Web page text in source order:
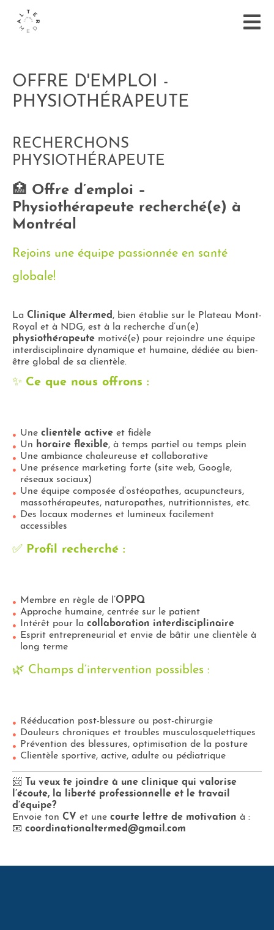
OFFRE D'EMPLOI -
PHYSIOTHÉRAPEUTE
RECHERCHONS
PHYSIOTHÉRAPEUTE
🏥 Offre d’emploi –
Physiothérapeute recherché(e) à
Montréal
Rejoins une équipe passionnée en santé
globale!
La Clinique Altermed , bien établie sur le Plateau Mont-
Royal et à NDG, est à la recherche d’un(e)
physiothérapeute motivé(e) pour rejoindre une équipe
interdisciplinaire dynamique et humaine, dédiée au bien-
être global de sa clientèle.
✨ Ce que nous offrons :
Une clientèle activeet fidèle
Un horaire flexible, à temps partiel ou temps plein
Une ambiance chaleureuse et collaborative
Une présence marketing forte (site web, Google,
réseaux sociaux)
Une équipe composée d’ostéopathes, acupuncteurs,
massothérapeutes, naturopathes, nutritionnistes, etc.
Des locaux modernes et lumineux facilement
accessibles
✅ Profil recherché :
Membre en règle de l’OPPQ
Approche humaine, centrée sur le patient
Intérêt pour la collaboration interdisciplinaire
Esprit entrepreneurial et envie de bâtir une clientèle à
long terme
🌿 Champs d’intervention possibles :
Rééducation post-blessure ou post-chirurgie
Douleurs chroniques et troubles musculosquelettiques
Prévention des blessures, optimisation de la posture
Clientèle sportive, active, adulte ou pédiatrique
📨
Tu veux te joindre à une clinique qui valorise
l’écoute, la liberté professionnelle et le travail
d’équipe?
Envoie ton CV et une courte lettre de motivation à :
📧 coordinationaltermed@gmail.com